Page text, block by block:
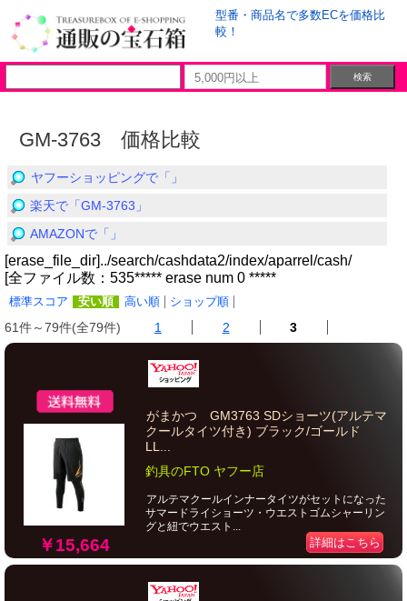
型番・商品名で多数ECを価格比
較！
GM-3763 価格比較
ヤフーショッピングで「」
楽天で「GM-3763」
AMAZONで「」
[erase_file_dir]../search/cashdata2/index/aparrel/cash/
[全ファイル数：535***** erase num 0 *****
標準スコア 安い順 高い順 ショップ順
61件～79件(全79件) 1 2 3
￥15,664
がまかつ GM3763 SDショーツ(アルテマ
クールタイツ付き) ブラック/ゴールド
LL...
釣具のFTO ヤフー店
アルテマクールインナータイツがセットになった
サマードライショーツ・ウエストゴムシャーリン
グと紐でウエスト...
詳細はこちら